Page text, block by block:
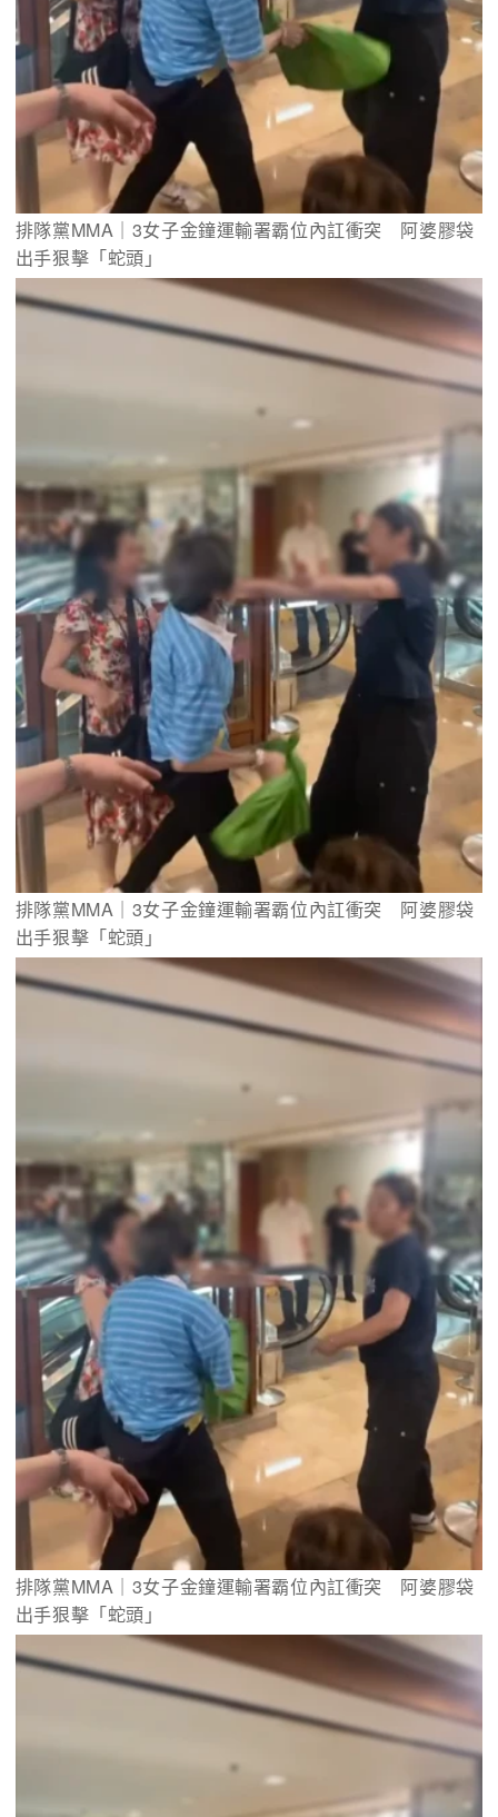
排隊黨MMA｜3女子金鐘運輸署霸位內訌衝突　阿婆膠袋
出手狠擊「蛇頭」
排隊黨MMA｜3女子金鐘運輸署霸位內訌衝突　阿婆膠袋
出手狠擊「蛇頭」
排隊黨MMA｜3女子金鐘運輸署霸位內訌衝突　阿婆膠袋
出手狠擊「蛇頭」